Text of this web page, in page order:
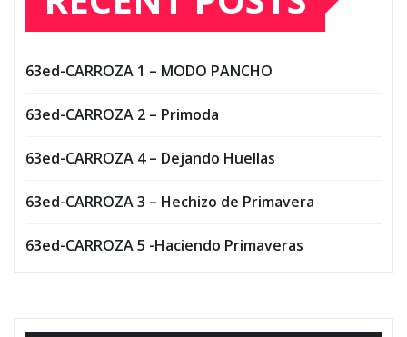
63ed-CARROZA 1 – MODO PANCHO
63ed-CARROZA 2 – Primoda
63ed-CARROZA 4 – Dejando Huellas
63ed-CARROZA 3 – Hechizo de Primavera
63ed-CARROZA 5 -Haciendo Primaveras